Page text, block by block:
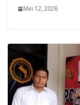
Mei 12, 2026